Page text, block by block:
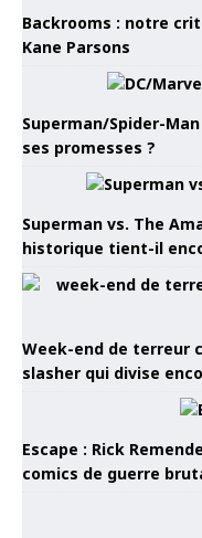
Backrooms : notre
Kane Parsons
Superman/Spider-
ses promesses ?
Superman vs. The
historique tient-il
Week-end de terreur
slasher qui divise
Escape : Rick
comics de guerre